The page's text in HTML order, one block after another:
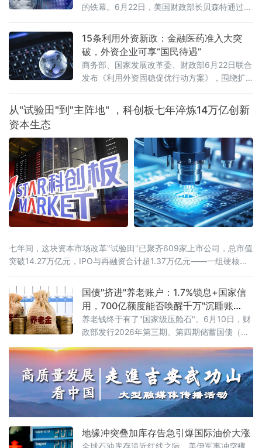
的铁幕。6月22日，美国财政部长贝森特通过社
60天的一般许可，全面豁免伊朗原油、石化及
石油产品的生产、交付与销售制裁，期限直指
2026年8月21日。更具颠覆性的是——伊朗石
油可以用美元结算，甚至可以卖给美国买家。
消息落地不到24小时，国际原油期货市场剧烈
15条利用外资新政：金融医药准入大突
破，外资企业可享“国民待遇”
商务部、国家发展改革委、财政部6月22日联合
发布《利用外资固稳促优行动方案》，围绕扩
促进水平、健全外商投资服务保障体系、优化
外资管理等五方面提出15条政策举措。这是“十
重磅政策组合拳。服务业、金融业、医药产业
全面扩围在扩大市场准入方面，方案打出了一
套“组合拳”。服务业领域，稳步扩大职业技能
从"试验田"到"主阵地" ，科创板七年淬炼14万亿创新
资本生态
七年间，这块资本市场改革"试验田"已聚齐609家上市公司，总市值
突破14.27万亿元，IPO与再融资合计超1.37万亿元——一组硬核数
近13%研发投入强度，七年稳居A股之首如果说创新是引擎，资本便
是燃料。科创板连续七年保持近13%的研发投入强度，远超全社会
研发经
国债"挤进"养老账户：1.7%锁息+国家信
用，700亿额度能否唤醒千万"沉睡账
户"？
养老钱终于有了"国家级压舱石"。6月10日，财
政部发行2026年第三期、第四期储蓄国债（电
的是，这两期国债首次设置了个人养老金专属
额度，面向个人养老金账户投资者定向发售。
这意味着，自2026年6月起，全国超7200万个
人养老金开户人，终于可以用"养老钱"买国债
了。首批产品亮相：3年期1.63%，5年期1.7%
地缘冲突叠加库存告急引爆国际油价大涨
全球石油库存逼近红线之际，美伊军事冲突骤